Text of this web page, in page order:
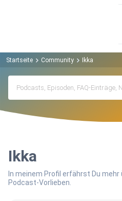
Startseite Community Ikka
Ikka
In meinem Profil erfährst Du mehr
Podcast-Vorlieben.